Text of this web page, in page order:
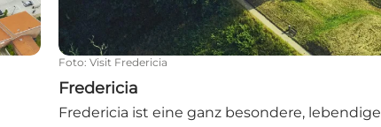
Foto: Visit Fredericia
Fredericia
Fredericia ist eine ganz besondere, lebendige